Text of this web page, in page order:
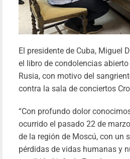
El presidente de Cuba, Miguel
el libro de condolencias
Rusia, con motivo del
contra la sala de conciertos
“Con profundo dolor
ocurrido el pasado 22 de
de la región de Moscú, con un
pérdidas de vidas humanas y